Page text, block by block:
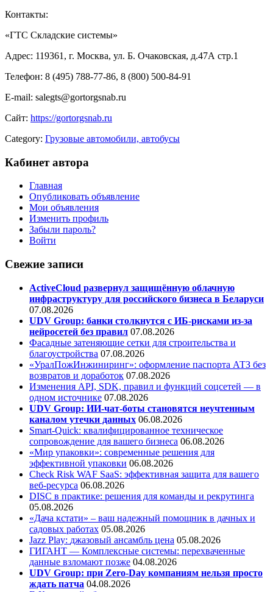
Контакты:
«ГТС Складские системы»
Адрес: 119361, г. Москва, ул. Б. Очаковская, д.47А стр.1
Телефон: 8 (495) 788-77-86, 8 (800) 500-84-91
E-mail: salegts@gortorgsnab.ru
Сайт: https://gortorgsnab.ru
Category: Грузовые автомобили, автобусы
Кабинет автора
Главная
Опубликовать объявление
Мои объявления
Изменить профиль
Забыли пароль?
Войти
Свежие записи
ActiveCloud развернул защищённую облачную
инфраструктуру для российского бизнеса в Беларуси
07.08.2026
UDV Group: банки столкнутся с ИБ-рисками из-за
нейросетей без правил 07.08.2026
Фасадные затеняющие сетки для строительства и
благоустройства 07.08.2026
«УралПожИнжиниринг»: оформление паспорта АТЗ без
возвратов и доработок 07.08.2026
Изменения API, SDK, правил и функций соцсетей — в
одном источнике 07.08.2026
UDV Group: ИИ-чат-боты становятся неучтенным
каналом утечки данных 06.08.2026
Smart-Quick: квалифицированное техническое
сопровождение для вашего бизнеса 06.08.2026
«Мир упаковки»: современные решения для
эффективной упаковки 06.08.2026
Check Risk WAF SaaS: эффективная защита для вашего
веб-ресурса 06.08.2026
DISC в практике: решения для команды и рекрутинга
05.08.2026
«Дача кстати» – ваш надежный помощник в дачных и
садовых работах 05.08.2026
Jazz Play: джазовый ансамбль цена 05.08.2026
ГИГАНТ — Комплексные системы: перехваченные
данные взломают позже 04.08.2026
UDV Group: при Zero-Day компаниям нельзя просто
ждать патча 04.08.2026